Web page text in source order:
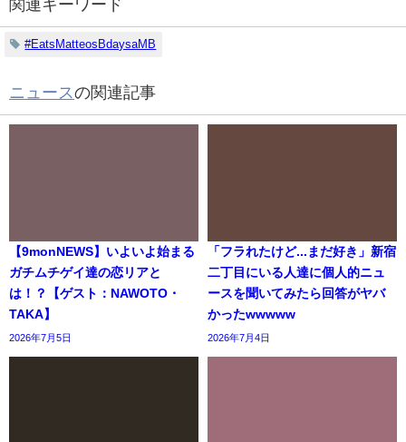
関連キーワード
#EatsMatteosBdaysaMB
ニュースの関連記事
【9monNEWS】いよいよ始まる
ガチムチゲイ達の恋リアと
は！？【ゲスト：NAWOTO・
TAKA】
2026年7月5日
「フラれたけど...まだ好き」新宿
二丁目にいる人達に個人的ニュ
ースを聞いてみたら回答がヤバ
かったwwwww
2026年7月4日